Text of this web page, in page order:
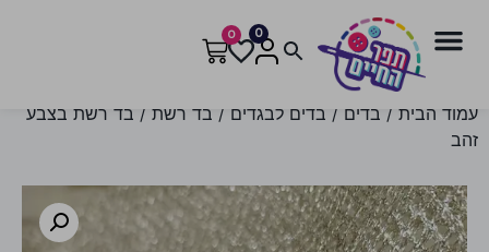
0
0
עמוד הבית / בדים / בדים לבגדים / בד רשת / בד רשת בצבע
זהב